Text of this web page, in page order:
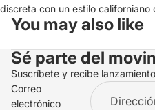
discreta con un estilo californiano
You may also like
Sé parte del
Suscríbete y recibe
Correo
electrónico